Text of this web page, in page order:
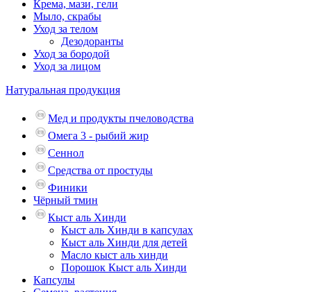
Крема, мази, гели
Мыло, скрабы
Уход за телом
Дезодоранты
Уход за бородой
Уход за лицом
Натуральная продукция
Мед и продукты пчеловодства
Омега 3 - рыбий жир
Сеннол
Средства от простуды
Финики
Чёрный тмин
Кыст аль Хинди
Кыст аль Хинди в капсулах
Кыст аль Хинди для детей
Масло кыст аль хинди
Порошок Кыст аль Хинди
Капсулы